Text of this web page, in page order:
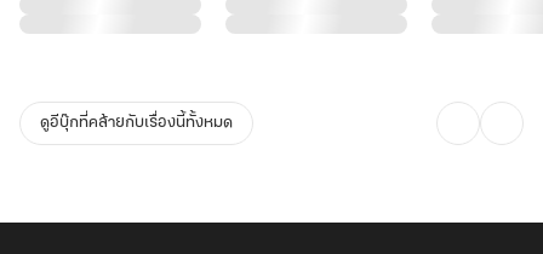
ดูอีบุ๊กที่คล้ายกับเรื่องนี้ทั้งหมด